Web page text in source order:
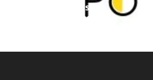
das universidades
amplia oportunidades de